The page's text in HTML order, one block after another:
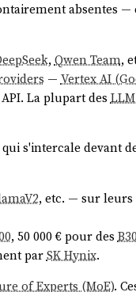
absentes —
, Qwen Team,
— Vertex AI
La plupart des
s'intercale devant
, etc. — sur leurs
, 50 000 € pour des
parSK Hynix.
of Experts (MoE).